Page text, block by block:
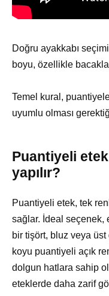
Doğru ayakkabı
boyu, özellikle
Temel kural,
uyumlu olması
Puantiyeli
yapılır?
Puantiyeli etek, tek
sağlar. İdeal seçenek,
bir tişört, bluz veya üst
koyu puantiyeli açık
dolgun hatlara sahip
eteklerde daha zarif